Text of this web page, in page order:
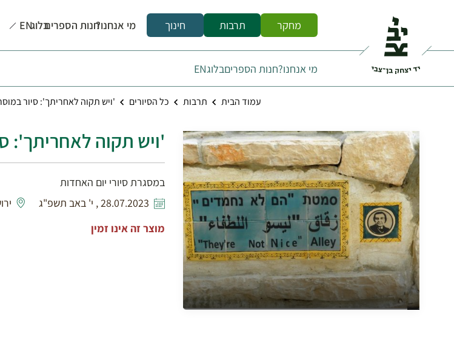
מחקר תרבות חינוך מי אנחנו?חנות הספריםבלוגEN
מי אנחנו?חנות הספריםבלוגEN
עמוד הבית תרבות כל הסיורים 'ויש תקוה לאחריתך': סיור
'ויש תקוה לאחריתך':
במסגרת סיורי יום האחדות
28.07.2023 , י' באב תשפ"ג
מוצר זה אינו זמין